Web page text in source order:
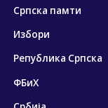
Српска памти
Избори
Република Српска
ФБиХ